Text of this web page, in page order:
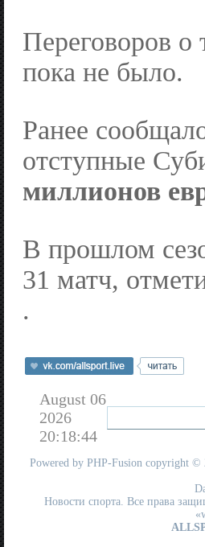
Переговоров
пока не было.
Ранее
отступные
миллионов
В прошлом
31 матч,
.
August 06
2026
20:18:44
Powered by PHP-Fusion copyright ©
Новости спорта. Все права